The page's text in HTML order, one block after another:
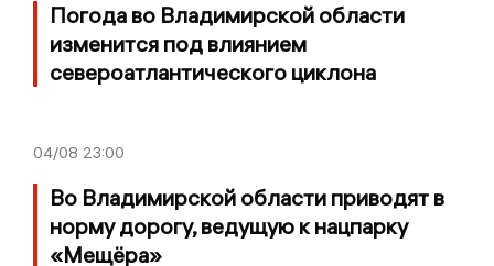
Погода во Владимирской области
изменится под влиянием
североатлантического циклона
04/08 23:00
Во Владимирской области приводят в
норму дорогу, ведущую к нацпарку
«Мещёра»